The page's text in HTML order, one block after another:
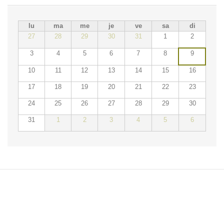
lu ma me je ve sa
di
27
28 29 30 31 1 2
3 4 5 6 7 8 9
10 11 12 13 14 15 16
17 18 19 20 21 22 23
24 25 26 27 28 29 30
31 1 2 3 4 5 6
ÉVÉNEMENTS DU